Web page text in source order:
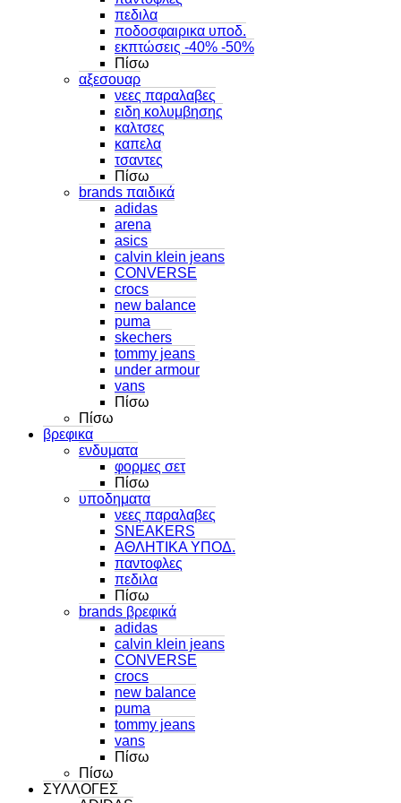
πεδιλα
ποδοσφαιρικα υποδ.
εκπτώσεις -40% -50%
Πίσω
αξεσουαρ
νεες παραλαβες
ειδη κολυμβησης
καλτσες
καπελα
τσαντες
Πίσω
brands παιδικά
adidas
arena
asics
calvin klein jeans
CONVERSE
crocs
new balance
puma
skechers
tommy jeans
under armour
vans
Πίσω
Πίσω
βρεφικα
ενδυματα
φορμες σετ
Πίσω
υποδηματα
νεες παραλαβες
SNEAKERS
ΑΘΛΗΤΙΚΑ ΥΠΟΔ.
παντοφλες
πεδιλα
Πίσω
brands βρεφικά
adidas
calvin klein jeans
CONVERSE
crocs
new balance
puma
tommy jeans
vans
Πίσω
Πίσω
ΣΥΛΛΟΓΕΣ